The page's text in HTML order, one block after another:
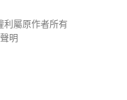
利屬原作者所有
明